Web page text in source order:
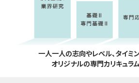
一人一人の志向やレベル、タイミ
オリジナルの専門カリキュラ